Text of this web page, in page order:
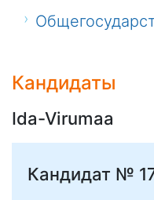
Кандидаты
Ida-Virumaa
Кандидат №